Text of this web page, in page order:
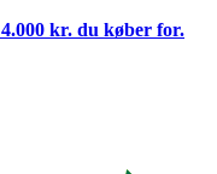
kr. du køber for.